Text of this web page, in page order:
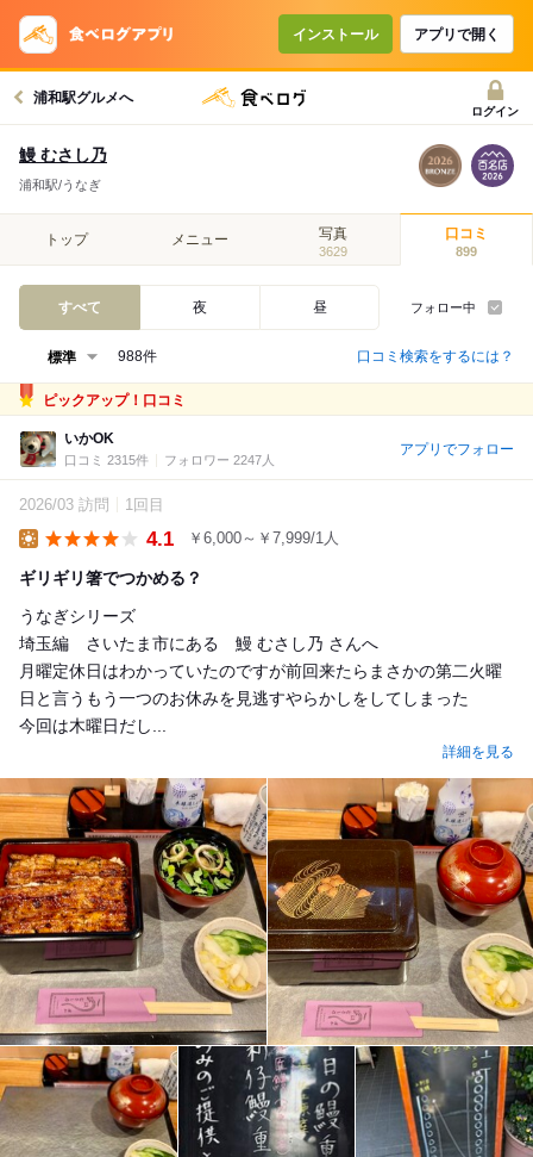
インストール アプリで開く
浦和駅グルメへ
ログイン
鰻 むさし乃
浦和駅/うなぎ
トップ メニュー 写真
3629
口コミ
899
すべて 夜 昼 フォロー中
988件 口コミ検索をするには？
ピックアップ！口コミ
いかOK
口コミ 2315件 フォロワー 2247人
アプリでフォロー
2026/03 訪問 1回目
4.1 ￥6,000～￥7,999/1人
ギリギリ箸でつかめる？
うなぎシリーズ
埼玉編 さいたま市にある 鰻 むさし乃 さんへ
月曜定休日はわかっていたのですが前回来たらまさかの第二火曜
日と言うもう一つのお休みを見逃すやらかしをしてしまった
今回は木曜日だし...
詳細を見る